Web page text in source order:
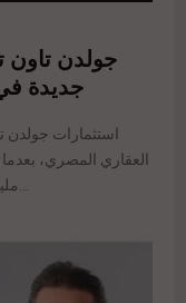
جديدة
استثمارات